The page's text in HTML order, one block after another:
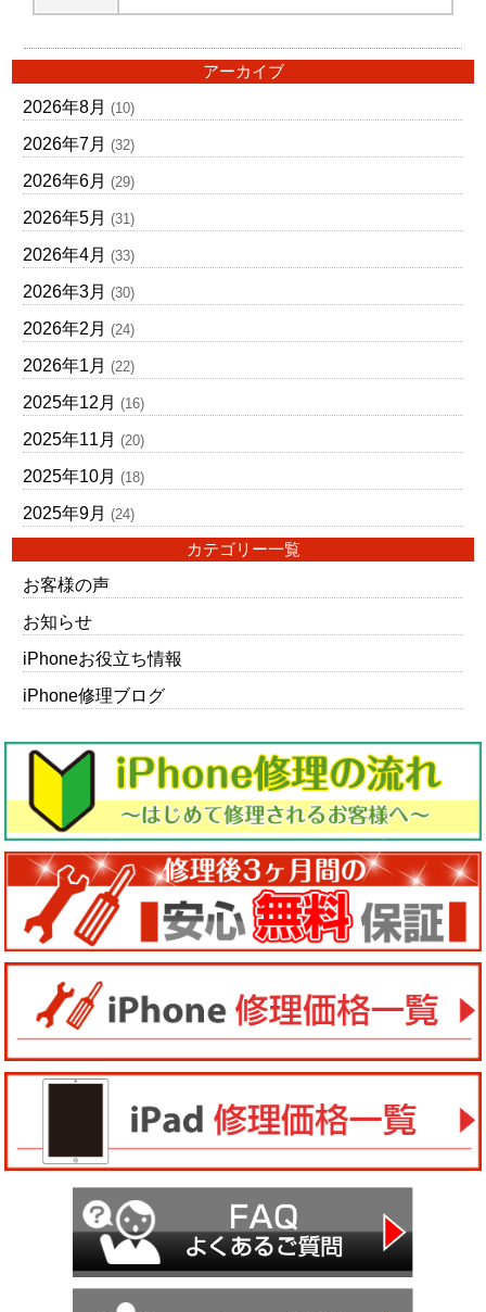
アーカイブ
2026年8月 (10)
2026年7月 (32)
2026年6月 (29)
2026年5月 (31)
2026年4月 (33)
2026年3月 (30)
2026年2月 (24)
2026年1月 (22)
2025年12月 (16)
2025年11月 (20)
2025年10月 (18)
2025年9月 (24)
カテゴリー一覧
お客様の声
お知らせ
iPhoneお役立ち情報
iPhone修理ブログ